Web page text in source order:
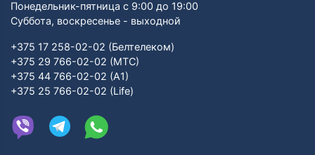
Понедельник-пятница с 9:00 до 19:00
Суббота, воскресенье - выходной
+375 17 258-02-02 (Белтелеком)
+375 29 766-02-02 (МТС)
+375 44 766-02-02 (А1)
+375 25 766-02-02 (Life)